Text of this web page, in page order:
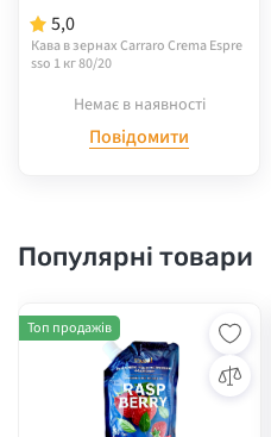
5,0
Кава в зернах Carraro Crema Espre
sso 1 кг 80/20
Немає в наявності
Повідомити
Популярні товари
Топ продажів